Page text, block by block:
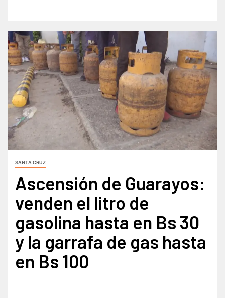
SANTA CRUZ
Ascensión de Guarayos:
venden el litro de
gasolina hasta en Bs 30
y la garrafa de gas hasta
en Bs 100